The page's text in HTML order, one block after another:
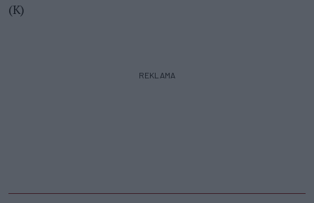
(K)
REKLAMA